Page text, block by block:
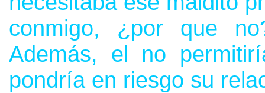
conmigo, ¿por que
Además, el no
pondría en riesgo su